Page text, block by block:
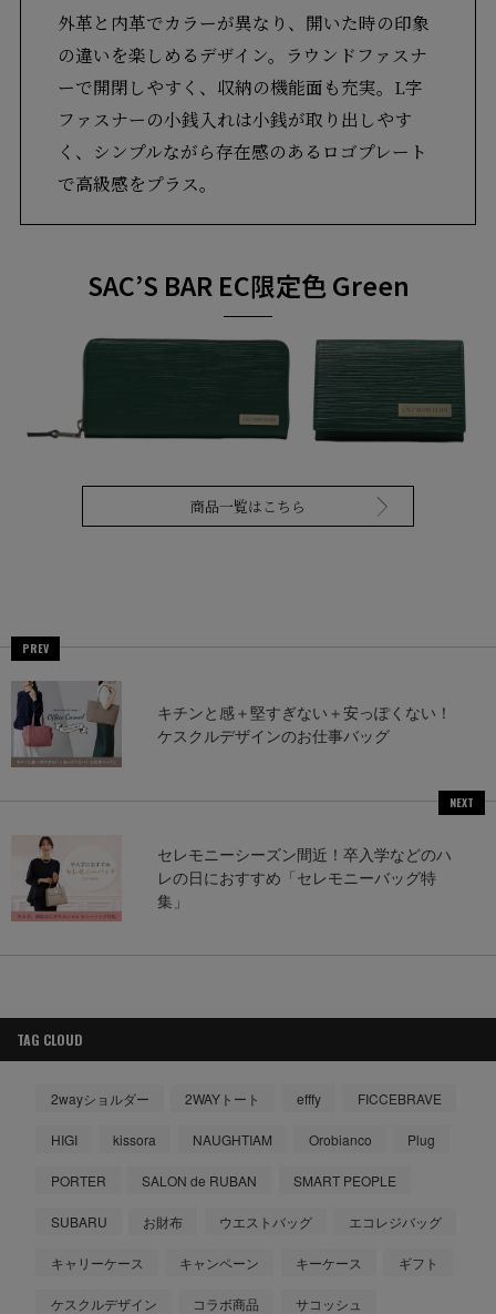
外革と内革でカラーが異なり、開いた時の印象
の違いを楽しめるデザイン。ラウンドファスナ
ーで開閉しやすく、収納の機能面も充実。L字
ファスナーの小銭入れは小銭が取り出しやす
く、シンプルながら存在感のあるロゴプレート
で高級感をプラス。
SAC’S BAR EC限定色 Green
商品一覧はこちら
PREV
キチンと感＋堅すぎない＋安っぽくない！
ケスクルデザインのお仕事バッグ
NEXT
セレモニーシーズン間近！卒入学などのハ
レの日におすすめ「セレモニーバッグ特
集」
TAG CLOUD
2wayショルダー 2WAYトート efffy FICCEBRAVE
HIGI kissora NAUGHTIAM Orobianco Plug
PORTER SALON de RUBAN SMART PEOPLE
SUBARU お財布 ウエストバッグ エコレジバッグ
キャリーケース キャンペーン キーケース ギフト
ケスクルデザイン コラボ商品 サコッシュ